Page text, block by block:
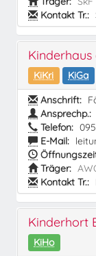
Kontakt Tr.:
KiKri
KiGa
Anschrift:
Ansprechp.:
Telefon:
E-Mail:
Träger:
Kontakt Tr.:
Kinderhort
KiHo